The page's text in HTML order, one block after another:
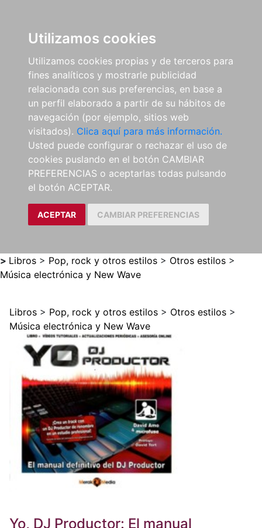
Utilizamos cookies
Utilizamos cookies propias y de terceros para
fines analíticos y mostrarle publicidad
relacionada con sus preferencias, en base a
un perfil elaborado a partir de su hábitos de
navegación (por ejemplo, sitios web
visitados). Clica aquí para más información.
Usted puede configurar o rechazar el uso de
cookies puslando en el botón CAMBIAR
PREFERENCIAS o aceptarlas todas pulsando
el botón ACEPTAR.
ACEPTAR CAMBIAR PREFERENCIAS
> Libros > Pop, rock y otros estilos > Otros estilos >
Música electrónica y New Wave
Libros > Pop, rock y otros estilos > Otros estilos >
Música electrónica y New Wave
Yo, DJ Productor: El manual